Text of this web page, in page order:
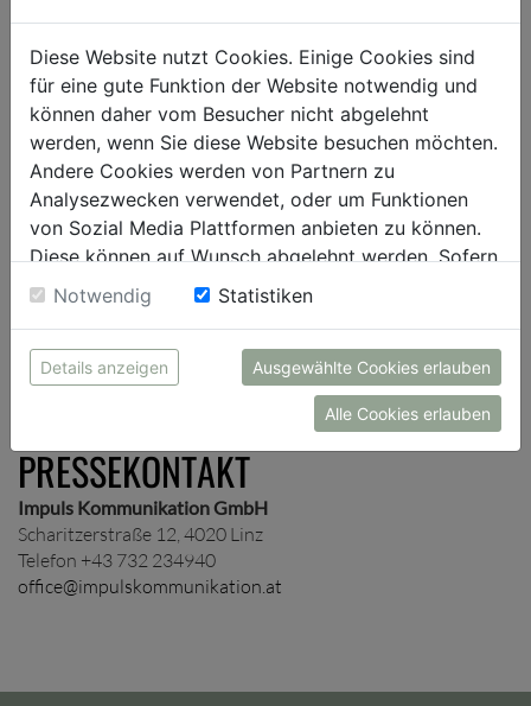
ZURÜCK
ANMELDEN ZUM PRESSEVERTEILER
Sehr gerne nehmen wir dich in unseren
Presseverteiler auf und schicken dir je nach Wunsch
unternehmens- und/oder themenspezifische
Presseinformationen zu.
PRESSEKONTAKT
Impuls Kommunikation GmbH
Scharitzerstraße 12, 4020 Linz
Telefon +43 732 234940
office@impulskommunikation.at
Diese Website nutzt Cookies. Einige Cookies sind
für eine gute Funktion der Website notwendig und
können daher vom Besucher nicht abgelehnt
werden, wenn Sie diese Website besuchen möchten.
Andere Cookies werden von Partnern zu
Analysezwecken verwendet, oder um Funktionen
von Sozial Media Plattformen anbieten zu können.
Diese können auf Wunsch abgelehnt werden. Sofern
sie unsere Webseite weiter nutzen, geben Sie
Einwilligung zu unseren Cookies.
Notwendig Statistiken
Details anzeigen Ausgewählte Cookies erlauben
Alle Cookies erlauben